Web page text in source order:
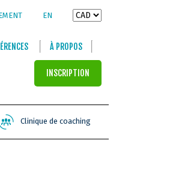
EN
À PROPOS
INSCRIPTION
Clinique de coaching